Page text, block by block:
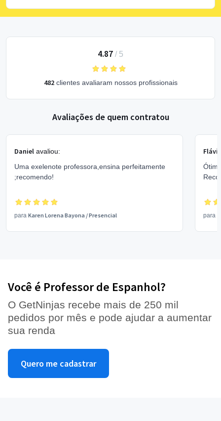
4.87 / 5
482clientes avaliaram nossos profissionais
Avaliações de quem contratou
Daniel avaliou:
Uma exelenote professora,ensina perfeitamente
;recomendo!
para Karen Lorena Bayona /Presencial para
Você é Professor de Espanhol?
O GetNinjas recebe mais de 250 mil
pedidos por mês e pode ajudar a aumentar
sua renda
Quero me cadastrar